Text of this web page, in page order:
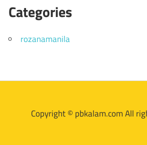
Categories
rozanamanila
Copyright © pbkalam.com All